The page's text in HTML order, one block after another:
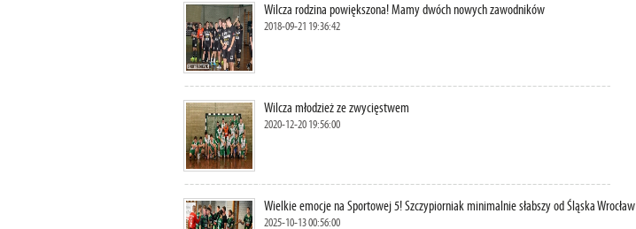
Wilcza rodzina powiększona! Mamy dwóch nowych zawodników
2018-09-21 19:36:42
Wilcza młodzież ze zwycięstwem
2020-12-20 19:56:00
Wielkie emocje na Sportowej 5! Szczypiorniak minimalnie słabszy od Śląska Wrocław
2025-10-13 00:56:00